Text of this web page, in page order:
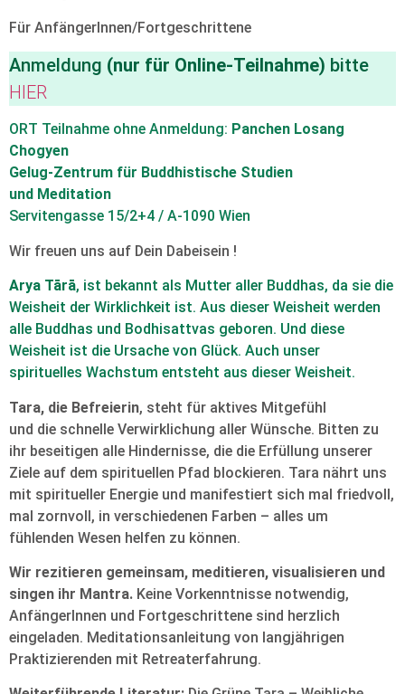
Für AnfängerInnen/Fortgeschrittene
Anmeldung (nur für Online-Teilnahme) bitte
HIER
ORT Teilnahme ohne Anmeldung: Panchen Losang
Chogyen
Gelug-Zentrum für Buddhistische Studien
und Meditation
Servitengasse 15/2+4 / A-1090 Wien
Wir freuen uns auf Dein Dabeisein !
Arya Tārā, ist bekannt als Mutter aller Buddhas, da sie die
Weisheit der Wirklichkeit ist. Aus dieser Weisheit werden
alle Buddhas und Bodhisattvas geboren. Und diese
Weisheit ist die Ursache von Glück. Auch unser
spirituelles Wachstum entsteht aus dieser Weisheit.
Tara, die Befreierin, steht für aktives Mitgefühl
und die schnelle Verwirklichung aller Wünsche. Bitten zu
ihr beseitigen alle Hindernisse, die die Erfüllung unserer
Ziele auf dem spirituellen Pfad blockieren. Tara nährt uns
mit spiritueller Energie und manifestiert sich mal friedvoll,
mal zornvoll, in verschiedenen Farben – alles um
fühlenden Wesen helfen zu können.
Wir rezitieren gemeinsam, meditieren, visualisieren und
singen ihr Mantra. Keine Vorkenntnisse notwendig,
AnfängerInnen und Fortgeschrittene sind herzlich
eingeladen. Meditationsanleitung von langjährigen
Praktizierenden mit Retreaterfahrung.